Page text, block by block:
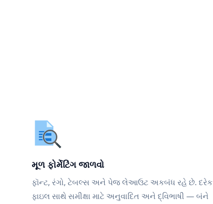
મૂળ ફોર્મેટિંગ જાળવો
ફૉન્ટ, રંગો, ટેબલ્સ અને પેજ લેઆઉટ અકબંધ રહે છે. દરેક
ફાઇલ સાથે સમીક્ષા માટે અનુવાદિત અને દ્વિભાષી — બંને